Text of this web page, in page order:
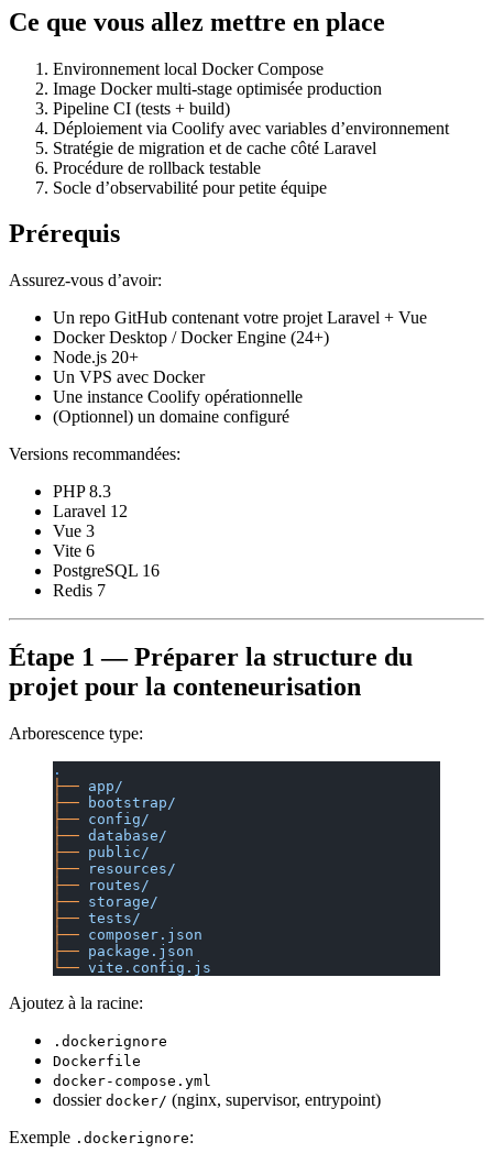
Ce que vous allez mettre en place
Environnement local Docker Compose
Image Docker multi-stage optimisée production
Pipeline CI (tests + build)
Déploiement via Coolify avec variables d’environnement
Stratégie de migration et de cache côté Laravel
Procédure de rollback testable
Socle d’observabilité pour petite équipe
Prérequis
Assurez-vous d’avoir:
Un repo GitHub contenant votre projet Laravel + Vue
Docker Desktop / Docker Engine (24+)
Node.js 20+
Un VPS avec Docker
Une instance Coolify opérationnelle
(Optionnel) un domaine configuré
Versions recommandées:
PHP 8.3
Laravel 12
Vue 3
Vite 6
PostgreSQL 16
Redis 7
Étape 1 — Préparer la structure du
projet pour la conteneurisation
Arborescence type:
.
├── app/
├── bootstrap/
├── config/
├── database/
├── public/
├── resources/
├── routes/
├── storage/
├── tests/
├── composer.json
├── package.json
└── vite.config.js
Ajoutez à la racine:
.dockerignore
Dockerfile
docker-compose.yml
dossier docker/ (nginx, supervisor, entrypoint)
Exemple .dockerignore: